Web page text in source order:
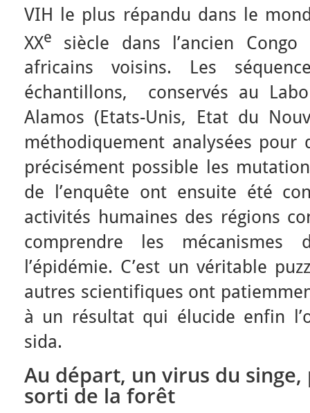
VIH le plus répandu dans le
XXe siècle dans l’ancien
africains voisins. Les
échantillons, conservés au
Alamos (Etats-Unis, Etat du
méthodiquement analysées
précisément possible les
de l’enquête ont ensuite été
activités humaines des régions
comprendre les
l’épidémie. C’est un véritable
autres scientifiques ont
à un résultat qui élucide enfin
sida.
Au départ, un virus du singe,
sorti de la forêt